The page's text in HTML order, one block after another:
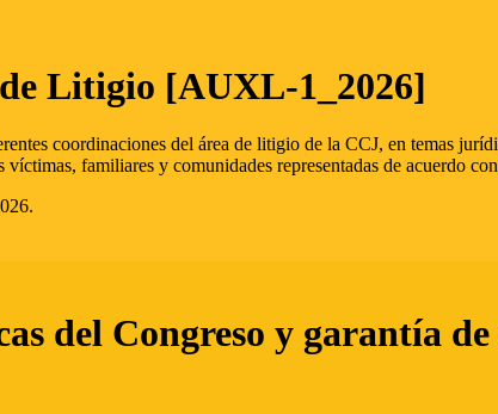
Litigio [AUXL-1_2026]
coordinaciones del área de litigio de la CCJ, en temas
familiares y comunidades representadas de acuerdo
del Congreso y garantía